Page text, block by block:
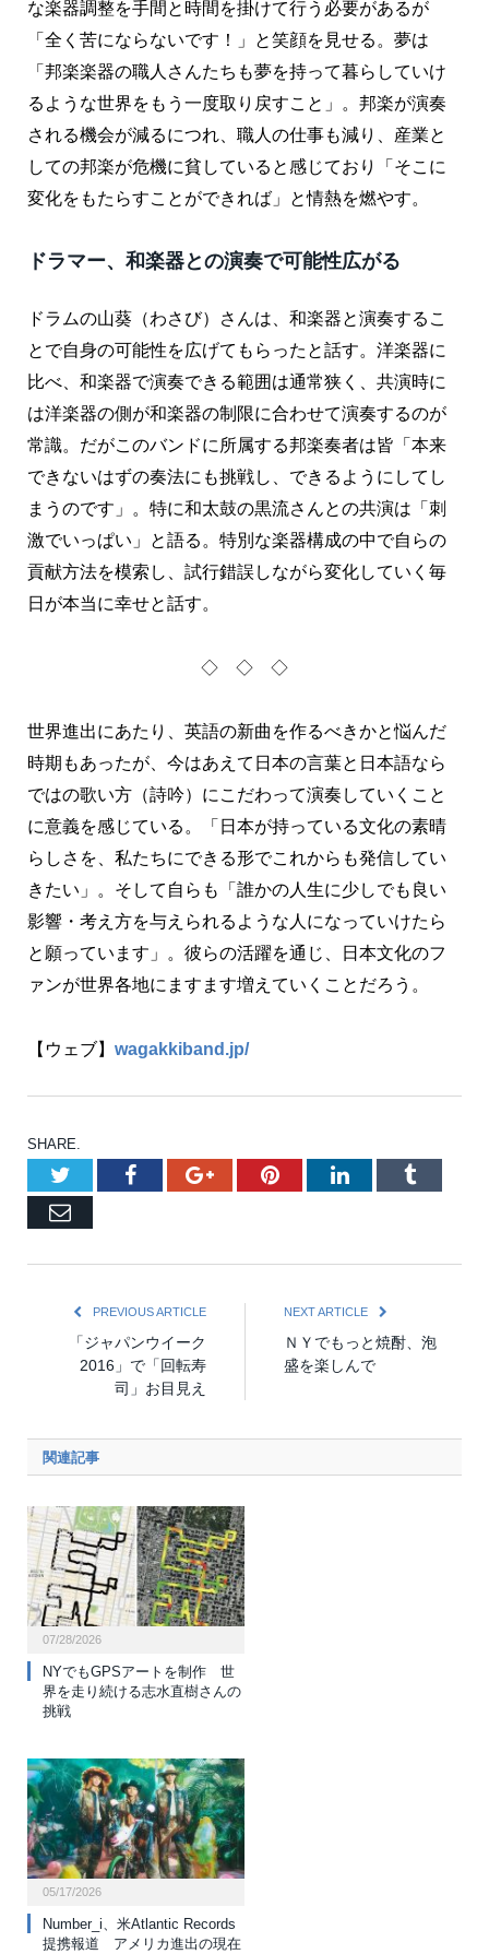
な楽器調整を手間と時間を掛けて行う必要があるが
「全く苦にならないです！」と笑顔を見せる。夢は
「邦楽楽器の職人さんたちも夢を持って暮らしていけ
るような世界をもう一度取り戻すこと」。邦楽が演奏
される機会が減るにつれ、職人の仕事も減り、産業と
しての邦楽が危機に貧していると感じており「そこに
変化をもたらすことができれば」と情熱を燃やす。
ドラマー、和楽器との演奏で可能性広がる
ドラムの山葵（わさび）さんは、和楽器と演奏するこ
とで自身の可能性を広げてもらったと話す。洋楽器に
比べ、和楽器で演奏できる範囲は通常狭く、共演時に
は洋楽器の側が和楽器の制限に合わせて演奏するのが
常識。だがこのバンドに所属する邦楽奏者は皆「本来
できないはずの奏法にも挑戦し、できるようにしてし
まうのです」。特に和太鼓の黒流さんとの共演は「刺
激でいっぱい」と語る。特別な楽器構成の中で自らの
貢献方法を模索し、試行錯誤しながら変化していく毎
日が本当に幸せと話す。
◇ ◇ ◇
世界進出にあたり、英語の新曲を作るべきかと悩んだ
時期もあったが、今はあえて日本の言葉と日本語なら
ではの歌い方（詩吟）にこだわって演奏していくこと
に意義を感じている。「日本が持っている文化の素晴
らしさを、私たちにできる形でこれからも発信してい
きたい」。そして自らも「誰かの人生に少しでも良い
影響・考え方を与えられるような人になっていけたら
と願っています」。彼らの活躍を通じ、日本文化のフ
ァンが世界各地にますます増えていくことだろう。
【ウェブ】 wagakkiband.jp/
SHARE.
TwitterFacebookGoogle+PinterestLinkedInTumblr
Email
PREVIOUS ARTICLE
「ジャパンウイーク
2016」で「回転寿
司」お目見え
NEXT ARTICLE
ＮＹでもっと焼酎、泡
盛を楽しんで
関連記事
07/28/2026
NYでもGPSアートを制作 世
界を走り続ける志水直樹さんの
挑戦
05/17/2026
Number_i、米Atlantic Records
提携報道 アメリカ進出の現在